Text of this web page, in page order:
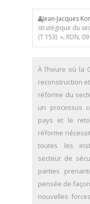
Jean-Jacques
stratégique du
(T 153) », RDN,
À l’heure où la
reconstruction
réforme du
un processus
pays et le
réforme
toutes les
secteur de
parties
pensée de
nouvelles